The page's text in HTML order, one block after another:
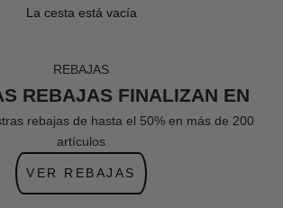
La cesta está vacía
REBAJAS
REBAJAS FINALIZAN EN
rebajas de hasta el 50% en más de 200
artículos
VER REBAJAS